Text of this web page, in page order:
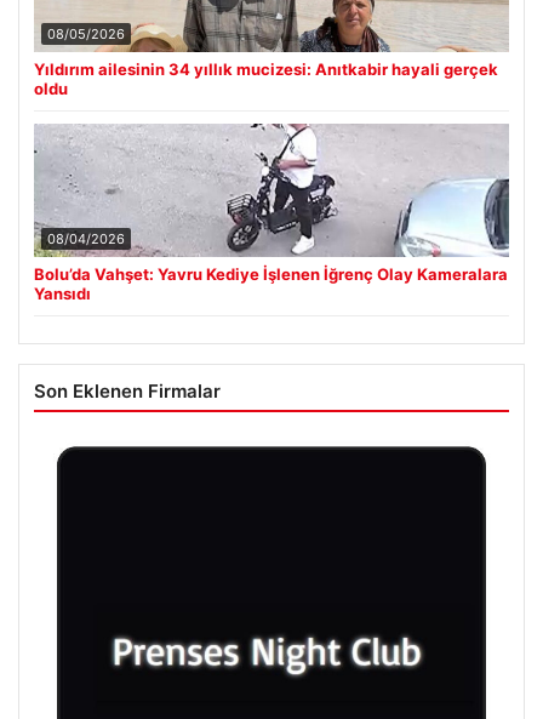
08/05/2026
Yıldırım ailesinin 34 yıllık mucizesi: Anıtkabir hayali gerçek
oldu
08/04/2026
Bolu’da Vahşet: Yavru Kediye İşlenen İğrenç Olay Kameralara
Yansıdı
Son Eklenen Firmalar